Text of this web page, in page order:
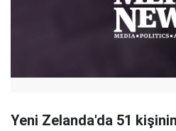
Yeni Zelanda'da 51